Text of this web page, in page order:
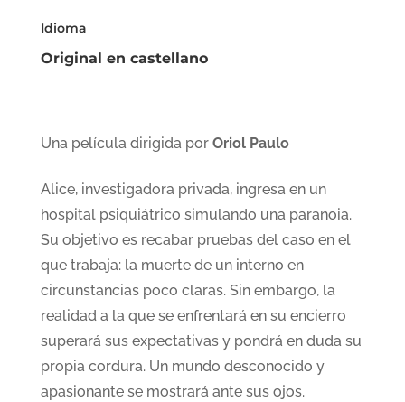
Idioma
Original en castellano
Una película dirigida por Oriol Paulo
Alice, investigadora privada, ingresa en un
hospital psiquiátrico simulando una paranoia.
Su objetivo es recabar pruebas del caso en el
que trabaja: la muerte de un interno en
circunstancias poco claras. Sin embargo, la
realidad a la que se enfrentará en su encierro
superará sus expectativas y pondrá en duda su
propia cordura. Un mundo desconocido y
apasionante se mostrará ante sus ojos.